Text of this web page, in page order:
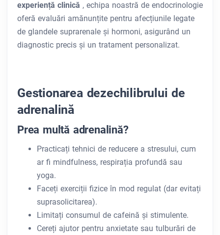
experiență clinică , echipa noastră de endocrinologie
oferă evaluări amănunțite pentru afecțiunile legate
de glandele suprarenale și hormoni, asigurând un
diagnostic precis și un tratament personalizat.
Gestionarea dezechilibrului de
adrenalină
Prea multă adrenalină?
Practicați tehnici de reducere a stresului, cum
ar fi mindfulness, respirația profundă sau
yoga.
Faceți exerciții fizice în mod regulat (dar evitați
suprasolicitarea).
Limitați consumul de cafeină și stimulente.
Cereți ajutor pentru anxietate sau tulburări de